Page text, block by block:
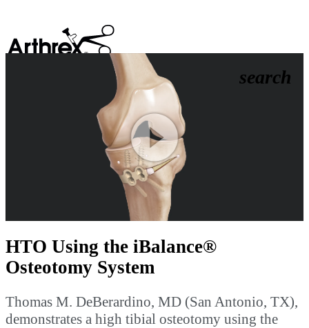
search
Play
Video
HTO Using the iBalance®
Osteotomy System
Thomas M. DeBerardino, MD (San Antonio, TX),
demonstrates a high tibial osteotomy using the